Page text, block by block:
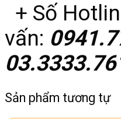
+ Số
vấn:
Sản phẩm tương tự